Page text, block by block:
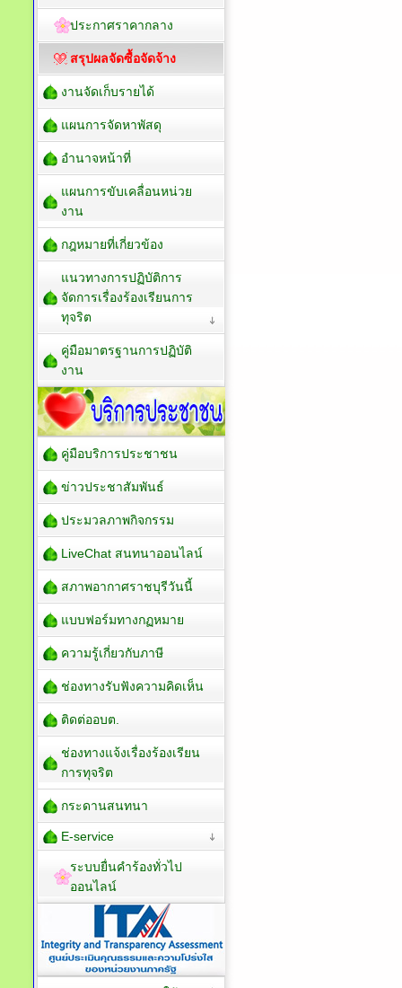
ประกาศราคากลาง
สรุปผลจัดซื้อจัดจ้าง
งานจัดเก็บรายได้
แผนการจัดหาพัสดุ
อำนาจหน้าที่
แผนการขับเคลื่อนหน่วย
งาน
กฎหมายที่เกี่ยวข้อง
แนวทางการปฏิบัติการ
จัดการเรื่องร้องเรียนการ
ทุจริต
คู่มือมาตรฐานการปฏิบัติ
งาน
คู่มือบริการประชาชน
ข่าวประชาสัมพันธ์
ประมวลภาพกิจกรรม
LiveChat สนทนาออนไลน์
สภาพอากาศราชบุรีวันนี้
แบบฟอร์มทางกฏหมาย
ความรู้เกี่ยวกับภาษี
ช่องทางรับฟังความคิดเห็น
ติดต่ออบต.
ช่องทางแจ้งเรื่องร้องเรียน
การทุจริต
กระดานสนทนา
E-service
ระบบยื่นคำร้องทั่วไป
ออนไลน์